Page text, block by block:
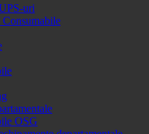
uri
OSG